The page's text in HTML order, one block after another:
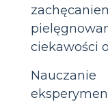
ciekawości